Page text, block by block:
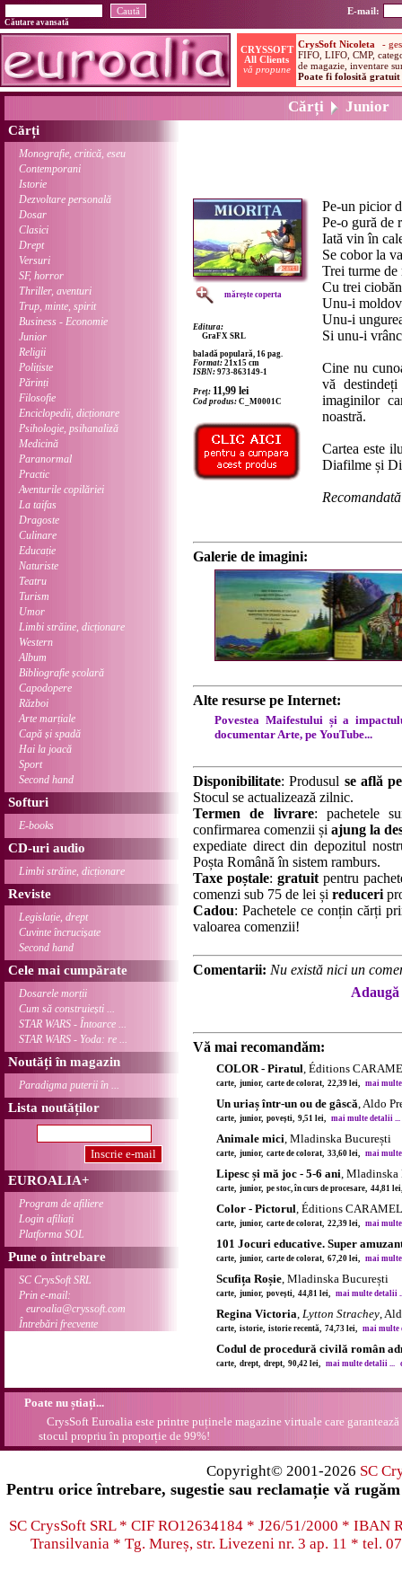
E-mail:
Căutare avansată
Cărți Junior
Cărți
Monografie, critică, eseu
Contemporani
Istorie
Dezvoltare personală
Dosar
Clasici
Drept
Versuri
SF, horror
Thriller, aventuri
Trup, minte, spirit
Business - Economie
Junior
Religii
Polițiste
Părinți
Filosofie
Enciclopedii, dicționare
Psihologie, psihanaliză
Medicină
Paranormal
Practic
Aventurile copilăriei
La taifas
Dragoste
Culinare
Educație
Naturiste
Teatru
Turism
Umor
Limbi străine, dicționare
Western
Album
Bibliografie școlară
Capodopere
Război
Arte marțiale
Capă și spadă
Hai la joacă
Sport
Second hand
Softuri
E-books
CD-uri audio
Limbi străine, dicționare
Reviste
Legislație, drept
Cuvinte încrucișate
Second hand
Cele mai cumpărate
Dosarele morții
Cum să construiești ...
STAR WARS - Întoarce ...
STAR WARS - Yoda: re ...
Noutăți în magazin
Paradigma puterii în ...
Lista noutăților
EUROALIA+
Program de afiliere
Login afiliați
Platforma SOL
Pune o întrebare
SC CrysSoft SRL
Prin e-mail:
euroalia@cryssoft.com
Întrebări frecvente
mărește coperta
Editura:
GraFX SRL
baladă populară, 16 pag.
Format: 21x15 cm
ISBN: 973-863149-1
Preț: 11,99 lei
Cod produs: C_M0001C
Pe-un picior
Pe-o gură de
Iată vin în
Se cobor la
Trei turme de
Cu trei
Unu-i
Unu-i
Si unu-i
Cine nu
vă
imaginilor
noastră.
Cartea este
Diafilme și
Galerie de imagini:
Alte resurse pe Internet:
Povestea Maifestului și a
documentar Arte, pe YouTube...
Disponibilitate: Produsul se află
Stocul se actualizează zilnic.
Termen de livrare: pachetele
confirmarea comenzii șiajung la
expediate direct din depozitul
Poșta Română în sistem ramburs.
Taxe poștale: gratuitpentru
comenzi sub 75 de lei și reduceri
Cadou: Pachetele ce conțin cărți
valoarea comenzii!
Comentarii: Nu există nici un
Vă mai recomandăm:
COLOR - Piratul, Éditions
carte, junior, carte de colorat, 22,39 lei, mai
Un uriaș într-un ou de gâscă, Aldo
carte, junior, povești, 9,51 lei, mai multe detalii ...
Animale mici, Mladinska București
carte, junior, carte de colorat, 33,60 lei, mai
Lipesc și mă joc - 5-6 ani, Mladinska
carte, junior, pe stoc, în curs de procesare, 44,81
Color - Pictorul, Éditions CARAMEL
carte, junior, carte de colorat, 22,39 lei, mai
101 Jocuri educative. Super
carte, junior, carte de colorat, 67,20 lei, mai
Scufița Roșie, Mladinska București
carte, junior, povești, 44,81 lei, mai multe detalii
Regina Victoria, Lytton Strachey,
carte, istorie, istorie recentă, 74,73 lei, mai multe
Codul de procedură civilă român
carte, drept, drept, 90,42 lei, mai multe detalii ...
Poate nu știați...
CrysSoft Euroalia este printre puținele magazine virtuale care
stocul propriu în proporție de 99%!
Copyright© 2001-2026 SC
Pentru orice întrebare, sugestie sau reclamație vă
SC CrysSoft SRL * CIF RO12634184 * J26/51/2000 * IBAN
Transilvania * Tg. Mureș, str. Livezeni nr. 3 ap. 11 * tel.